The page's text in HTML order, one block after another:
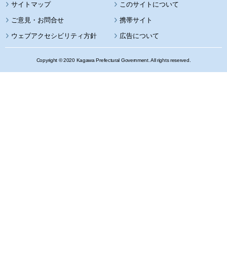
サイトマップ このサイトについて
携帯サイト
ウェブアクセシビリティ方針 広告について
Copyright © 2020 Kagawa Prefectural Government. All rights reserved.